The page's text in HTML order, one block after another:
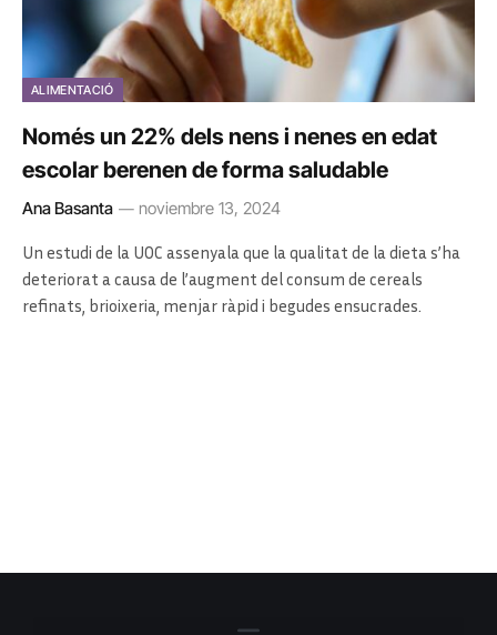
ALIMENTACIÓ
Només un 22% dels nens i nenes en edat
escolar berenen de forma saludable
Ana Basanta noviembre 13, 2024
Un estudi de la UOC assenyala que la qualitat de la dieta s’ha
deteriorat a causa de l’augment del consum de cereals
refinats, brioixeria, menjar ràpid i begudes ensucrades.